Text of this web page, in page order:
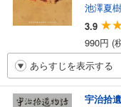
池澤夏樹
3.9
990円 (
あらすじを表示する
宇治拾